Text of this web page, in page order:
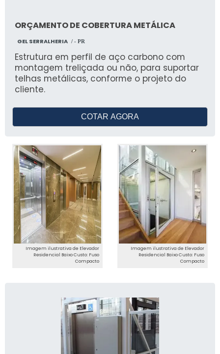
ORÇAMENTO DE COBERTURA METÁLICA
GEL SERRALHERIA / - PR
Estrutura em perfil de aço carbono com
montagem treliçada ou não, para suportar
telhas metálicas, conforme o projeto do
cliente.
COTAR AGORA
Imagem ilustrativa de Elevador
Residencial Baixo Custo: Fuso
Compacto
Imagem ilustrativa de Elevador
Residencial Baixo Custo: Fuso
Compacto